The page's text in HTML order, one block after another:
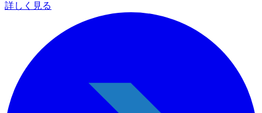
詳しく見る